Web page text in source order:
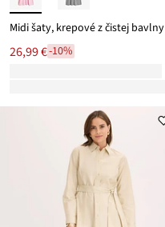
Midi šaty, krepové z čistej bavlny
26,99 €-10%